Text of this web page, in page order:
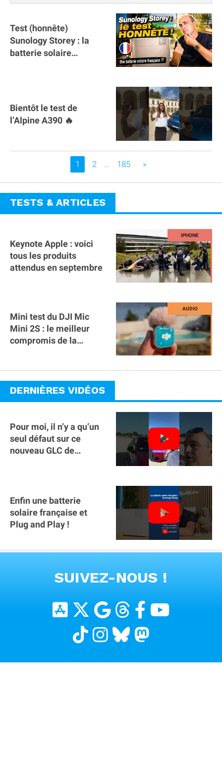
Test (honnête)
Sunology Storey : la
batterie solaire
Bientôt le test de
l’Alpine A390 🔥
Vous êtes sur la page
1 2 … 185 »
TESTS & ARTICLES
Keynote Apple : voici
tous les produits
attendus en septembre
Mini test du DJI Mic
Mini 2S : le meilleur
compromis de la
DERNIÈRES VIDÉOS
Pour moi, il n’y a qu’un
seul défaut sur ce
nouveau GLC de
Enfin une batterie
solaire française et
Plug and Play !
SUIVEZ-NOUS !